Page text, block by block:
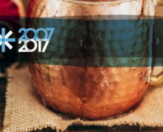
artesanal o maior trunfo.
do Congo.